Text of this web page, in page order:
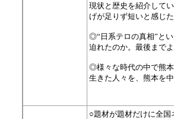
現状と歴史を紹介して
げが足りず短いと感じ
◎“日系テロの真相”と
迫れたのか。最後まで
◎様々な時代の中で熊
生きた人々を、熊本を
○題材が題材だけに全